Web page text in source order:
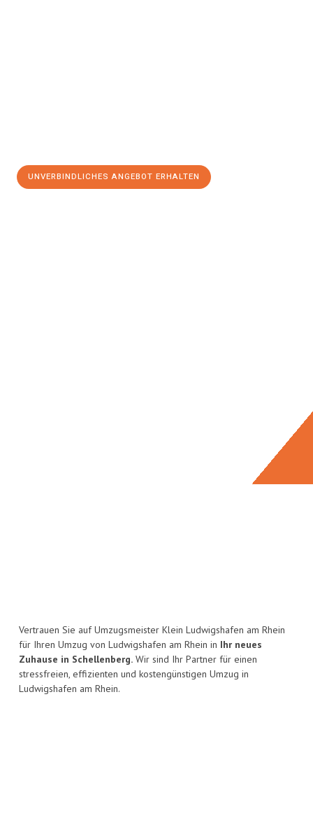
UNVERBINDLICHES ANGEBOT ERHALTEN
Vertrauen Sie auf Umzugsmeister Klein Ludwigshafen am Rhein
für Ihren Umzug von Ludwigshafen am Rhein in Ihr neues
Zuhause in Schellenberg. Wir sind Ihr Partner für einen
stressfreien, effizienten und kostengünstigen Umzug in
Ludwigshafen am Rhein.